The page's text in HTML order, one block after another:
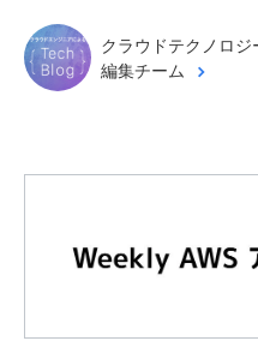
クラウドテクノロジ
編集チーム